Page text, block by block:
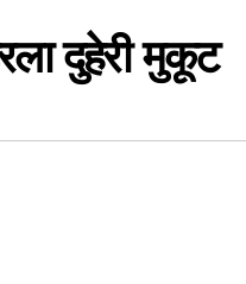
दुहेरी मुकूट